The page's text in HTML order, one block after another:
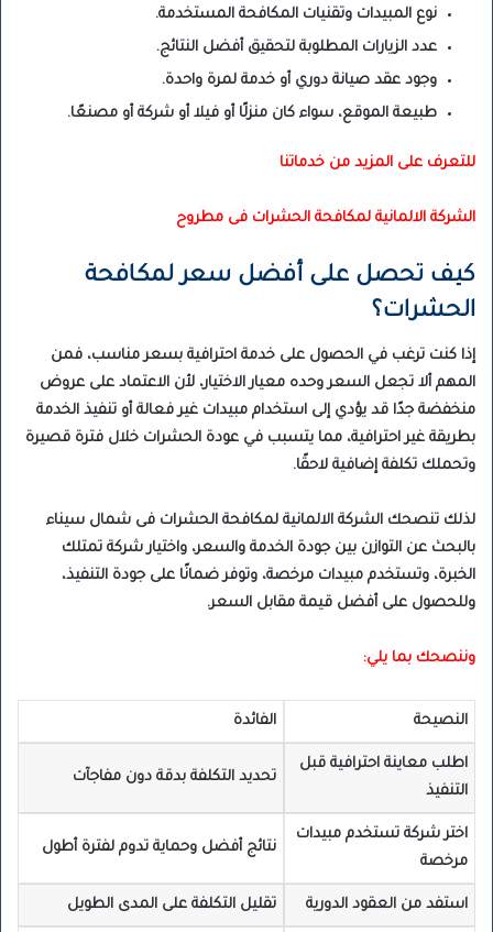
نوع المبيدات وتقنيات المكافحة المستخدمة.
عدد الزيارات المطلوبة لتحقيق أفضل النتائج.
وجود عقد صيانة دوري أو خدمة لمرة واحدة.
طبيعة الموقع، سواء كان منزلًا أو فيلا أو شركة أو مصنعًا.
للتعرف على المزيد من خدماتنا
الشركة الالمانية لمكافحة الحشرات فى مطروح
كيف تحصل على أفضل سعر لمكافحة
الحشرات؟
إذا كنت ترغب في الحصول على خدمة احترافية بسعر مناسب، فمن
المهم ألا تجعل السعر وحده معيار الاختيار، لأن الاعتماد على عروض
منخفضة جدًا قد يؤدي إلى استخدام مبيدات غير فعالة أو تنفيذ الخدمة
بطريقة غير احترافية، مما يتسبب في عودة الحشرات خلال فترة قصيرة
وتحملك تكلفة إضافية لاحقًا.
لذلك تنصحك الشركة الالمانية لمكافحة الحشرات فى شمال سيناء
بالبحث عن التوازن بين جودة الخدمة والسعر، واختيار شركة تمتلك
الخبرة، وتستخدم مبيدات مرخصة، وتوفر ضمانًا على جودة التنفيذ،
وللحصول على أفضل قيمة مقابل السعر.
وننصحك بما يلي:
النصيحة الفائدة
اطلب معاينة احترافية قبل
التنفيذ
تحديد التكلفة بدقة دون مفاجآت
اختر شركة تستخدم مبيدات
مرخصة
نتائج أفضل وحماية تدوم لفترة أطول
استفد من العقود الدورية تقليل التكلفة على المدى الطويل